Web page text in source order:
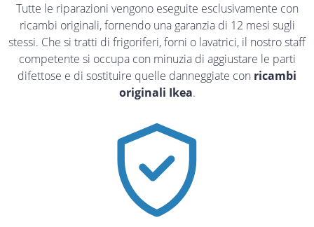
Tutte le riparazioni vengono eseguite esclusivamente con
ricambi originali, fornendo una garanzia di 12 mesi sugli
stessi. Che si tratti di frigoriferi, forni o lavatrici, il nostro staff
competente si occupa con minuzia di aggiustare le parti
difettose e di sostituire quelle danneggiate con ricambi
originali Ikea.